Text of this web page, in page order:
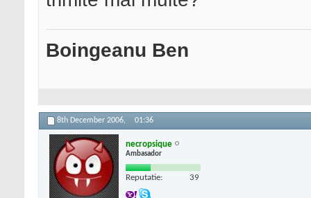
Boingeanu Ben
8th December 2006, 01:36
necropsique
Ambasador
Reputatie: 39